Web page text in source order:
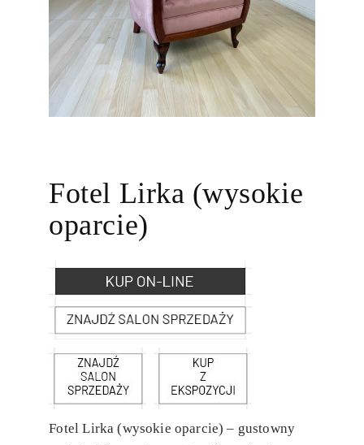
Fotel Lirka (wysokie
oparcie)
Fotel Lirka (wysokie oparcie) – gustowny